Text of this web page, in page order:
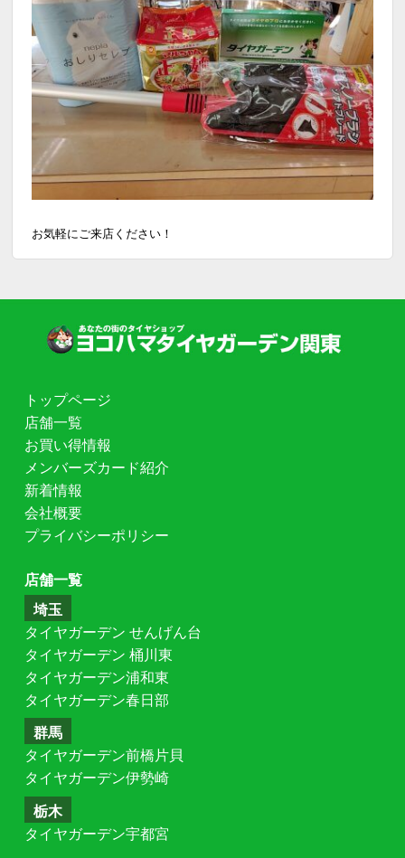
お気軽にご来店ください！
トップページ
店舗一覧
お買い得情報
メンバーズカード紹介
新着情報
会社概要
プライバシーポリシー
店舗一覧
埼玉
タイヤガーデン せんげん台
タイヤガーデン 桶川東
タイヤガーデン浦和東
タイヤガーデン春日部
群馬
タイヤガーデン前橋片貝
タイヤガーデン伊勢崎
栃木
タイヤガーデン宇都宮